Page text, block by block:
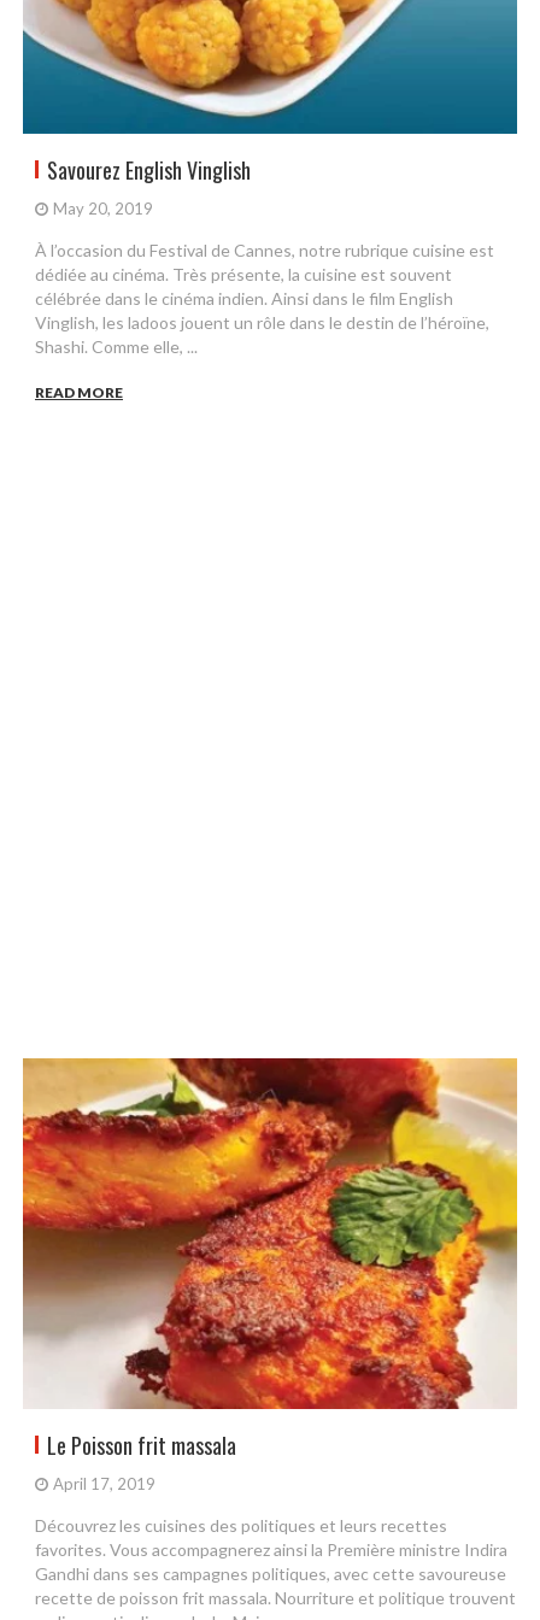
Savourez English Vinglish
May 20, 2019
À l’occasion du Festival de Cannes, notre rubrique cuisine est
dédiée au cinéma. Très présente, la cuisine est souvent
célébrée dans le cinéma indien. Ainsi dans le film English
Vinglish, les ladoos jouent un rôle dans le destin de l’héroïne,
Shashi. Comme elle, ...
READ MORE
Le Poisson frit massala
April 17, 2019
Découvrez les cuisines des politiques et leurs recettes
favorites. Vous accompagnerez ainsi la Première ministre Indira
Gandhi dans ses campagnes politiques, avec cette savoureuse
recette de poisson frit massala. Nourriture et politique trouvent